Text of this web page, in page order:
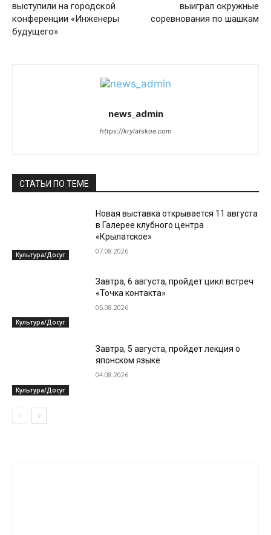
выступили на городской
конференции «Инженеры
будущего»
выиграл окружные
соревнования по шашкам
news_admin
https://krylatskoe.com
СТАТЬИ ПО ТЕМЕ
Культура/Досуг
Новая выставка открывается 11 августа
в Галерее клубного центра
«Крылатское»
07.08.2026
Культура/Досуг
Завтра, 6 августа, пройдет цикл встреч
«Точка контакта»
05.08.2026
Культура/Досуг
Завтра, 5 августа, пройдет лекция о
японском языке
04.08.2026